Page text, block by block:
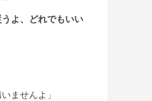
うよ、どれでもいい
ませんよ」